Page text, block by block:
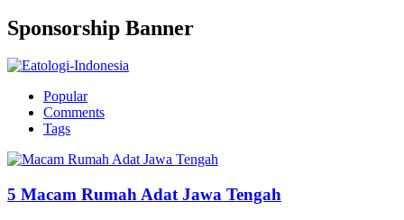
Sponsorship Banner
Popular
Comments
Tags
5 Macam Rumah Adat Jawa Tengah